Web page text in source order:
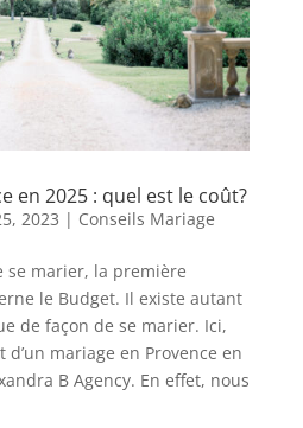
en 2025 : quel est le coût?
2023 | Conseils Mariage
se marier, la première
le Budget. Il existe autant
de façon de se marier. Ici,
mariage en Provence en
B Agency. En effet, nous